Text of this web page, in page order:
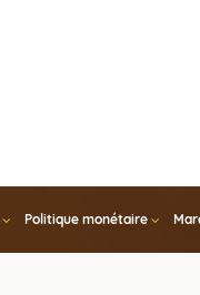
Politique monétaire